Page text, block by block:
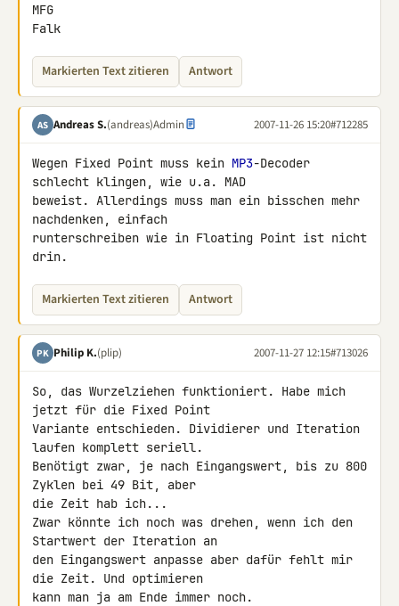
MFG
Falk
Markierten Text zitieren Antwort
AS Andreas S.(andreas)Admin 2007-11-26 15:20#712285
Wegen Fixed Point muss kein MP3-Decoder
schlecht klingen, wie u.a. MAD
beweist. Allerdings muss man ein bisschen mehr
nachdenken, einfach
runterschreiben wie in Floating Point ist nicht
drin.
Markierten Text zitieren Antwort
PK Philip K.(plip) 2007-11-27 12:15#713026
So, das Wurzelziehen funktioniert. Habe mich
jetzt für die Fixed Point
Variante entschieden. Dividierer und Iteration
laufen komplett seriell.
Benötigt zwar, je nach Eingangswert, bis zu 800
Zyklen bei 49 Bit, aber
die Zeit hab ich...
Zwar könnte ich noch was drehen, wenn ich den
Startwert der Iteration an
den Eingangswert anpasse aber dafür fehlt mir
die Zeit. Und optimieren
kann man ja am Ende immer noch.